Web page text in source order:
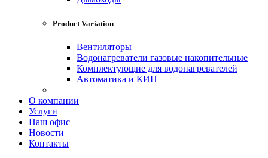
Product Variation
Вентиляторы
Водонагреватели газовые накопительные
Комплектующие для водонагревателей
Автоматика и КИП
О компании
Услуги
Наш офис
Новости
Контакты